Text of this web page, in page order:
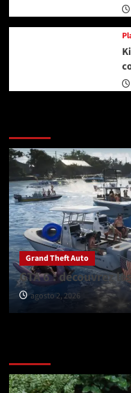
Grand Theft Auto
GTA 6 : découvrez
agosto 2, 2026